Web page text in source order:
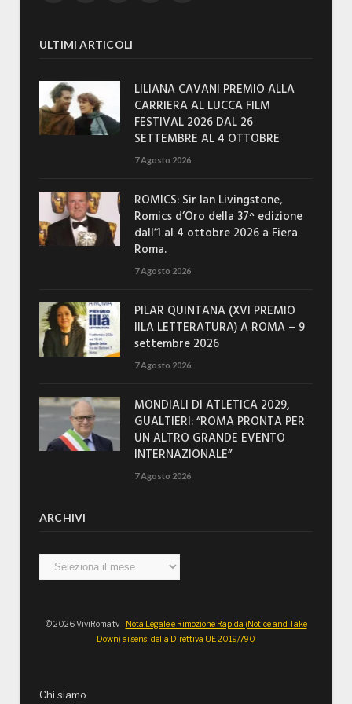
ULTIMI ARTICOLI
LILIANA CAVANI PREMIO ALLA
CARRIERA AL LUCCA FILM
FESTIVAL 2026 DAL 26
SETTEMBRE AL 4 OTTOBRE
7 Agosto 2026
ROMICS: Sir Ian Livingstone,
Romics d’Oro della 37^ edizione
dall’1 al 4 ottobre 2026 a Fiera
Roma.
7 Agosto 2026
PILAR QUINTANA (XVI PREMIO
IILA LETTERATURA) A ROMA – 9
settembre 2026
7 Agosto 2026
MONDIALI DI ATLETICA 2029,
GUALTIERI: “ROMA PRONTA PER
UN ALTRO GRANDE EVENTO
INTERNAZIONALE”
7 Agosto 2026
ARCHIVI
Archivi
© 2026 ViviRoma.tv - Nota Legale e Rimozione Rapida (Notice and Take
Down) ai sensi della Direttiva UE 2019/790
Chi siamo